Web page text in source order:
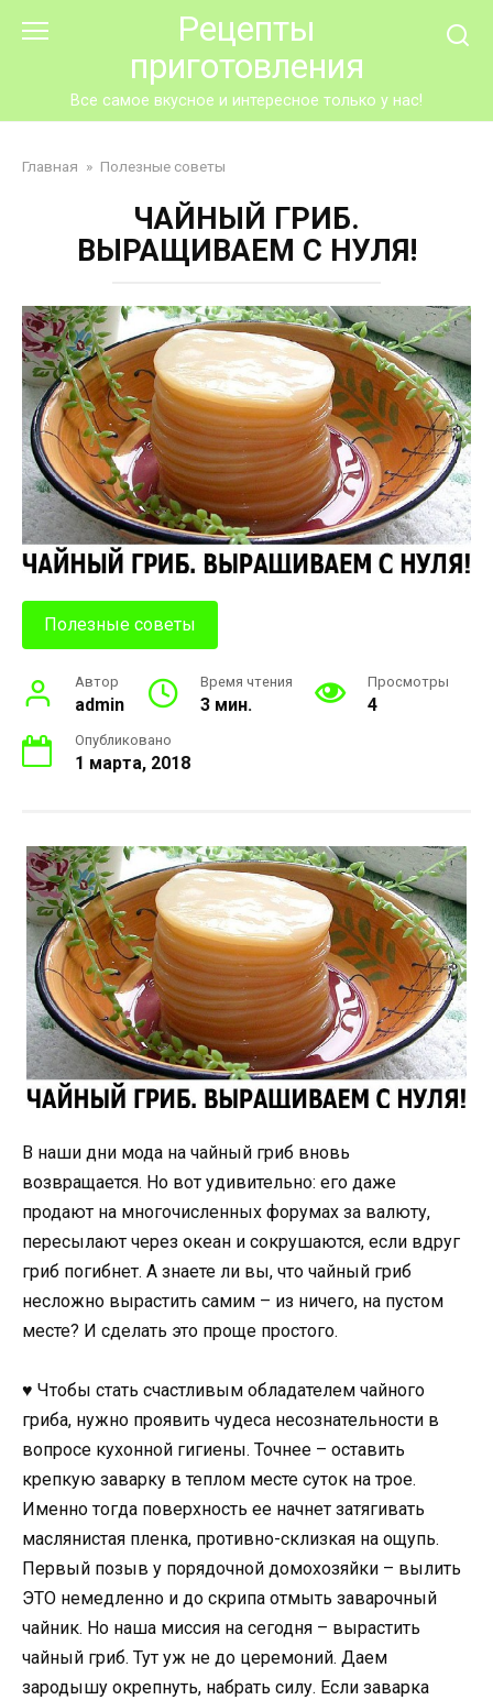
Рецепты
приготовления
Все самое вкусное и интересное только у нас!
Главная » Полезные советы
ЧАЙНЫЙ ГРИБ.
ВЫРАЩИВАЕМ С НУЛЯ!
Полезные советы
Автор
admin
Время чтения
3 мин.
Просмотры
4
Опубликовано
1 марта, 2018
В наши дни мода на чайный гриб вновь
возвращается. Но вот удивительно: его даже
продают на многочисленных форумах за валюту,
пересылают через океан и сокрушаются, если вдруг
гриб погибнет. А знаете ли вы, что чайный гриб
несложно вырастить самим – из ничего, на пустом
месте? И сделать это проще простого.
♥ Чтобы стать счастливым обладателем чайного
гриба, нужно проявить чудеса несознательности в
вопросе кухонной гигиены. Точнее – оставить
крепкую заварку в теплом месте суток на трое.
Именно тогда поверхность ее начнет затягивать
маслянистая пленка, противно-склизкая на ощупь.
Первый позыв у порядочной домохозяйки – вылить
ЭТО немедленно и до скрипа отмыть заварочный
чайник. Но наша миссия на сегодня – вырастить
чайный гриб. Тут уж не до церемоний. Даем
зародышу окрепнуть, набрать силу. Если заварка